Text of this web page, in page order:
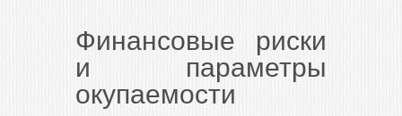
Финансовые риски
и параметры
окупаемости